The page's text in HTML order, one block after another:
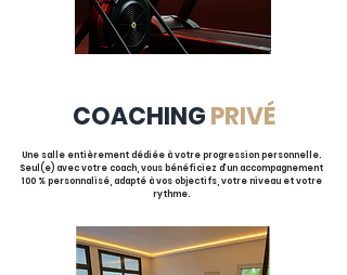
COACHINGPRIVÉ
Une salle entièrement dédiée à votre progression personnelle.
Seul(e) avec votre coach, vous bénéficiez d’un accompagnement
100 % personnalisé, adapté à vos objectifs, votre niveau et votre
rythme.